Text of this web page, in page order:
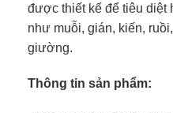
được thiết kế để tiêu diệt
như muỗi, gián, kiến,
giường.
Thông tin sản phẩm: